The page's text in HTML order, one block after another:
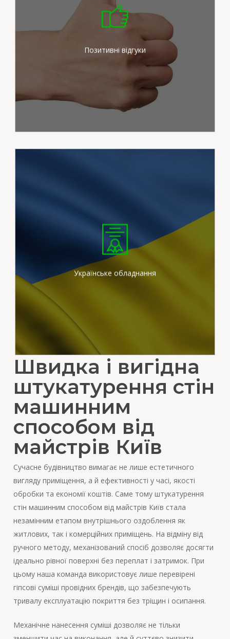
Позитивні відгуки
Ми докладаємо максимум
зусиль для задоволення
потреб наших клієнтів
Українське обладнання
Ми працюємо на
сертифікованих
штукатурних станціях
вітчизняного виробника
Швидка і вигідна
штукатурення стін
машинним
способом від
майстрів Київ
Сучасне будівництво вимагає не лише естетичного
вигляду приміщення, а й ефективності у часі, якості
обробки та економії коштів. Саме тому штукатурення
стін машинним способом від майстрів Київ стала
незамінним етапом внутрішнього оздоблення як
житлових, так і комерційних приміщень. На відміну від
ручного методу, механізований спосіб дозволяє досягти
ідеально рівної поверхні без переплат і затримок. При
цьому наша команда використовує лише перевірені
гіпсові суміші провідних брендів, що забезпечують
тривалу експлуатацію покриття без тріщин і осипання.
Механічне нанесення суміші дозволяє не тільки